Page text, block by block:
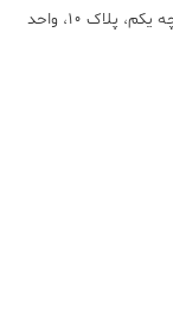
تهران، انقلاب، خیابان سپاه، کوچه غفوری، کوچه یکم، پلاک 10، واحد